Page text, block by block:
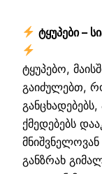
ტყუპები –
ტყუპებო,
გაიძულებთ,
ქმედებებს
განზრახ